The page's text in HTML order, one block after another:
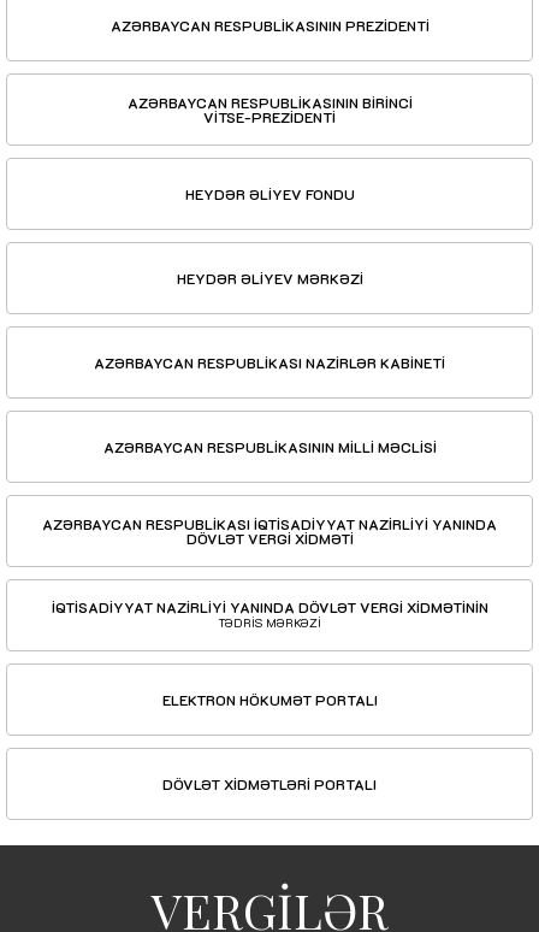
AZƏRBAYCAN RESPUBLİKASININ PREZİDENTİ
AZƏRBAYCAN RESPUBLİKASININ BİRİNCİ
VİTSE-PREZİDENTİ
HEYDƏR ƏLİYEV FONDU
HEYDƏR ƏLİYEV MƏRKƏZİ
AZƏRBAYCAN RESPUBLİKASI NAZİRLƏR KABİNETİ
AZƏRBAYCAN RESPUBLİKASININ MİLLİ MƏCLİSİ
AZƏRBAYCAN RESPUBLİKASI İQTİSADİYYAT NAZİRLİYİ YANINDA
DÖVLƏT VERGİ XİDMƏTİ
İQTİSADİYYAT NAZİRLİYİ YANINDA DÖVLƏT VERGİ XİDMƏTİNİN
TƏDRİS MƏRKƏZİ
ELEKTRON HÖKUMƏT PORTALI
DÖVLƏT XİDMƏTLƏRİ PORTALI
VERGİLƏR